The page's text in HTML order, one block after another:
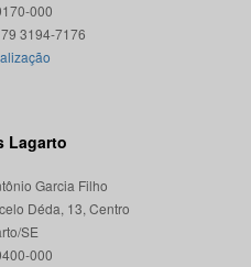
000
Lagarto
Garcia Filho
Déda, 13, Centro
SE
000